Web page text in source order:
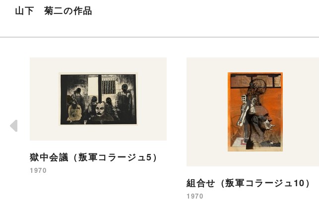
山下 菊二の作品
獄中会議（叛軍コラージュ5）
1970
組合せ（叛軍コラージュ10）
1970